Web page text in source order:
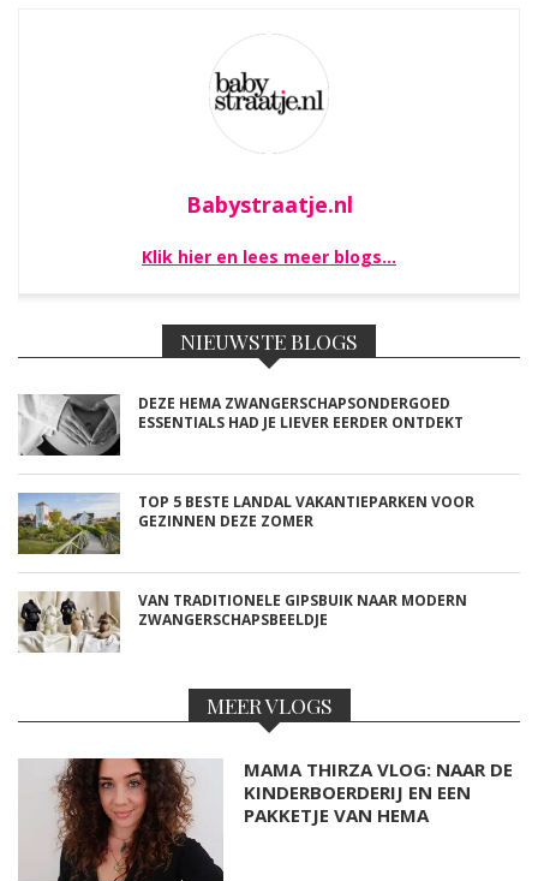
Babystraatje.nl
Klik hier en lees meer blogs…
NIEUWSTE BLOGS
DEZE HEMA ZWANGERSCHAPSONDERGOED
ESSENTIALS HAD JE LIEVER EERDER ONTDEKT
TOP 5 BESTE LANDAL VAKANTIEPARKEN VOOR
GEZINNEN DEZE ZOMER
VAN TRADITIONELE GIPSBUIK NAAR MODERN
ZWANGERSCHAPSBEELDJE
MEER VLOGS
MAMA THIRZA VLOG: NAAR DE
KINDERBOERDERIJ EN EEN
PAKKETJE VAN HEMA